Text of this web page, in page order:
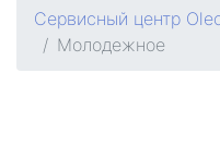
Сервисный центр
Молодежное